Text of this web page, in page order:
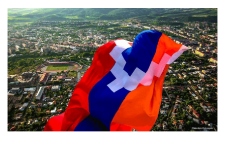
Փաշինյանն ու Ալիևը հեռախոսազրույց են ունեցել․
քննարկվել է TRIPP երթուղու նախագծի
իրականացումը
08.08.2026 12:32
Մաքսիմ Հակոբյանն այսօր կդառնար 77
տարեկան
08.08.2026 09:40